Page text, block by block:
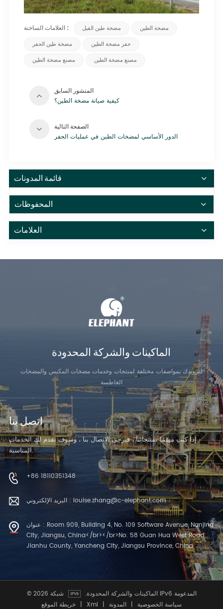
العلامات الساخنة : مضخة طين الفيل
مضخة الطين
مضخة طين الحفر
حفر مضخة الطين
مصنع مضخة الطين
مصنع مضخة الطين
المنشور السابق
كيفية صيانة مضخة الطين؟
الصفحة التالية
الدور الأساسي لمضخات الطين في عمليات الحفر
قائمة المدونات
المحفوظات
العلامات
الماكينات والشركة المحدودة
لتزويدك بمواصفات مختلفة لمنتجات وخدمات مضخات المكبس والمضخات
الغاطسة
اتصل بنا
إذا كنت مهتمًا بمنتجاتنا ، فيرجى الاتصال بنا ، وسوف نقدم لك الخدمات
المناسبة.
+86 18110351348
البريد الإلكتروني : louise.zhang@c-elephant.com
عنوان : Room 909, Building 4, No. 109 Software Avenue, Nanjing
City, Jiangsu, China</br></br>No. 58 Guan Hua West Road,
Jianhu County, Yancheng City, Jiangsu Province, China
© 2026 الماكينات والشركة المحدودة.
شبكة IPv6 المدعومة
خريطة الموقع | Xml | المدونة | سياسة الخصوصية